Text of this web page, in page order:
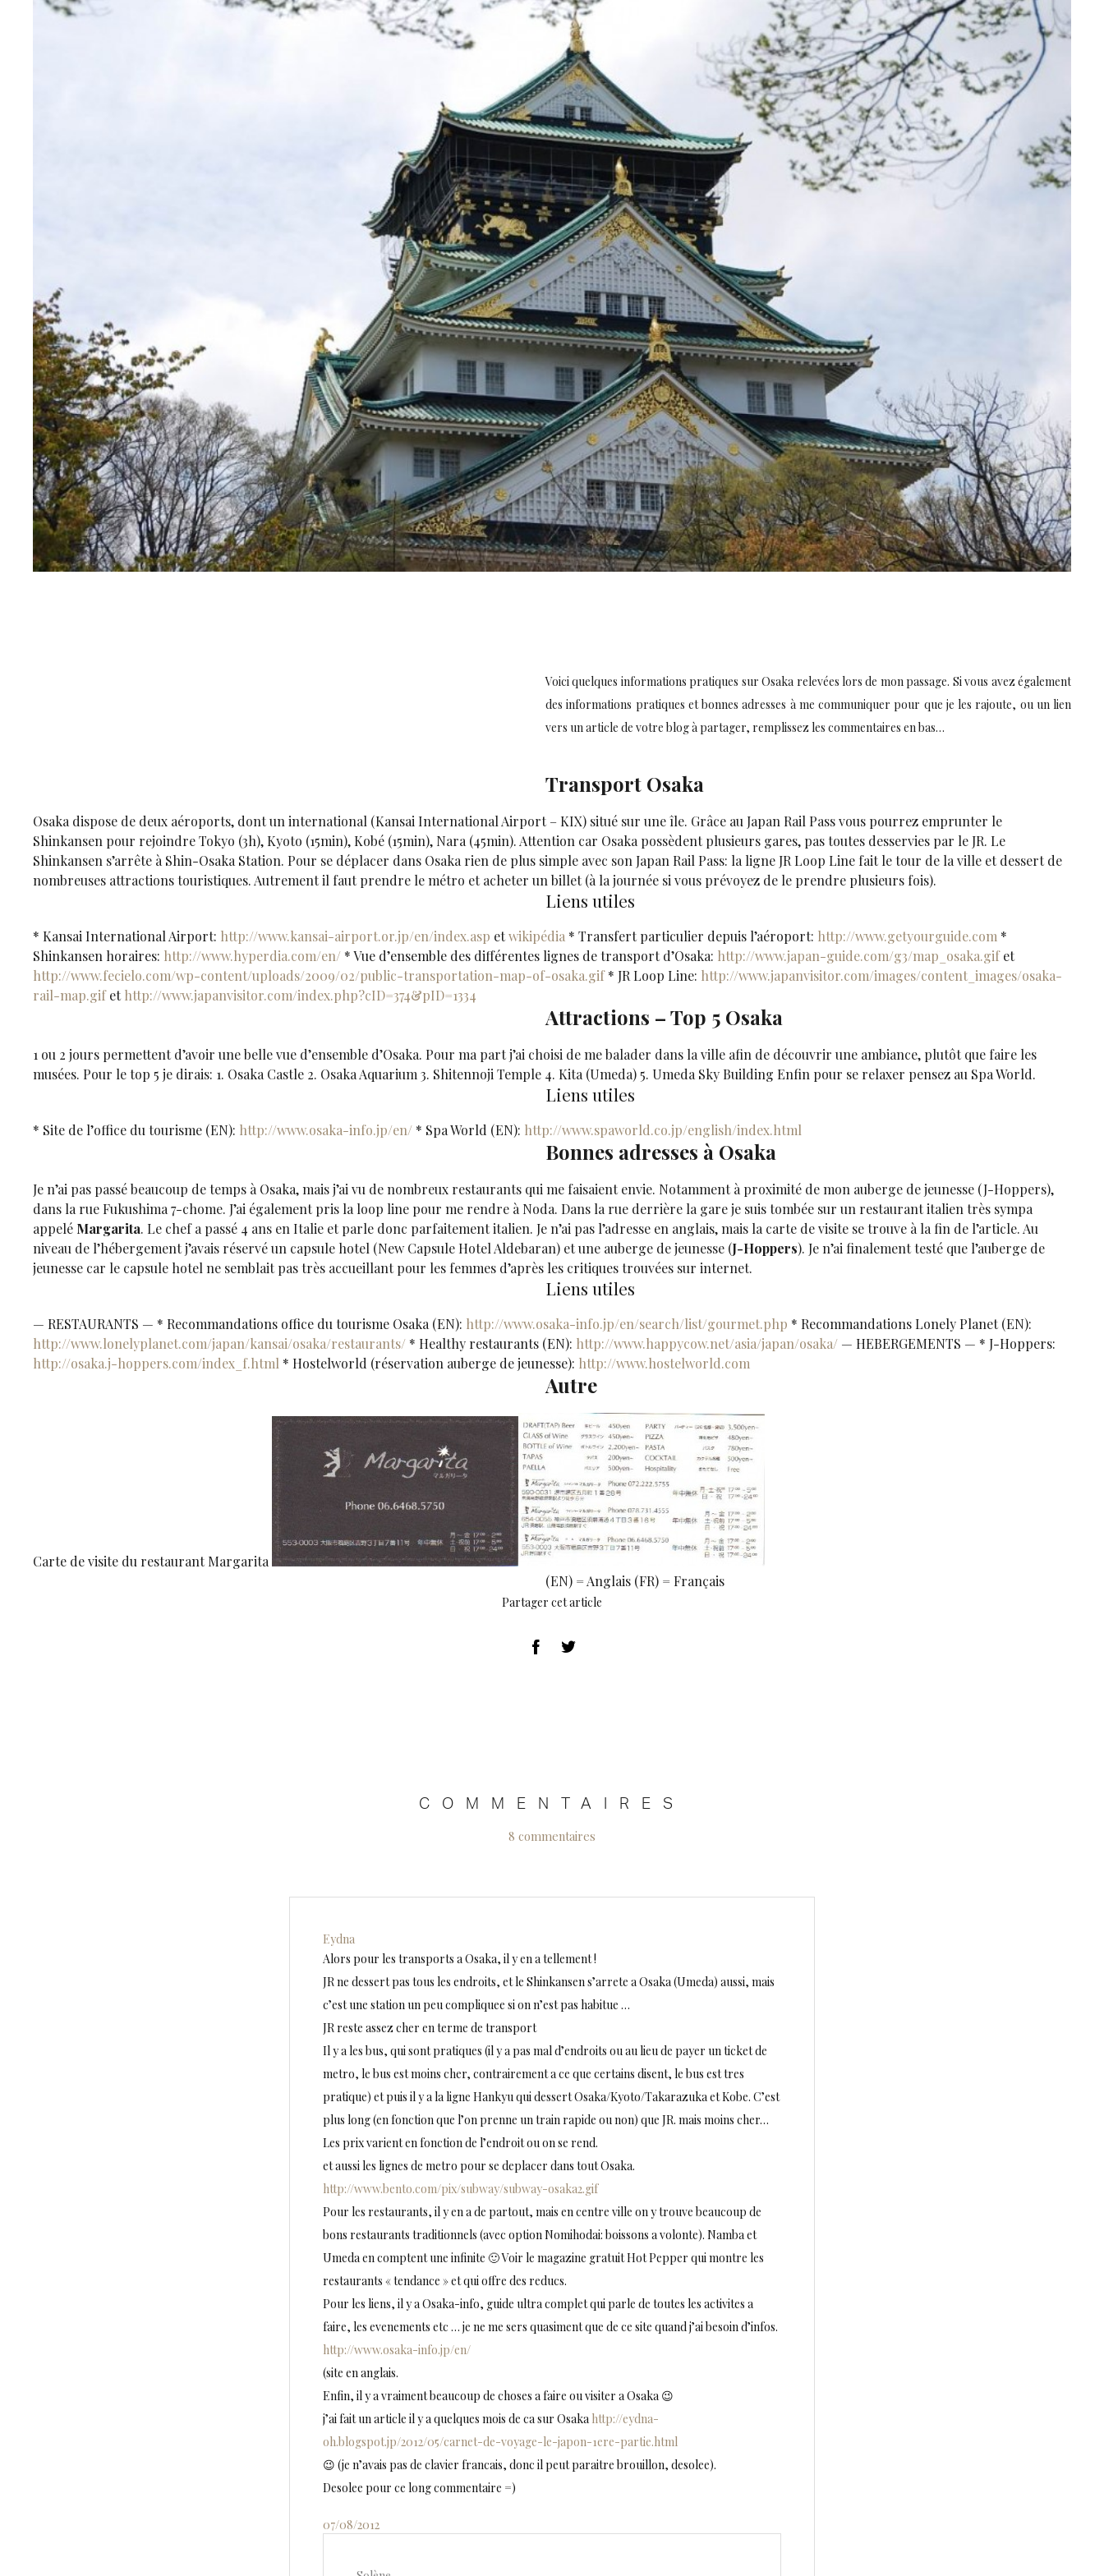
Voici quelques informations pratiques sur Osaka relevées lors de mon passage. Si vous avez également
des informations pratiques et bonnes adresses à me communiquer pour que je les rajoute, ou un lien
vers un article de votre blog à partager, remplissez les commentaires en bas…
Transport Osaka
Osaka dispose de deux aéroports, dont un international (Kansai International Airport – KIX) situé sur une île. Grâce au Japan Rail Pass vous pourrez emprunter le
Shinkansen pour rejoindre Tokyo (3h), Kyoto (15min), Kobé (15min), Nara (45min). Attention car Osaka possèdent plusieurs gares, pas toutes desservies par le JR. Le
Shinkansen s’arrête à Shin-Osaka Station. Pour se déplacer dans Osaka rien de plus simple avec son Japan Rail Pass: la ligne JR Loop Line fait le tour de la ville et dessert de
nombreuses attractions touristiques. Autrement il faut prendre le métro et acheter un billet (à la journée si vous prévoyez de le prendre plusieurs fois).
Liens utiles
* Kansai International Airport: http://www.kansai-airport.or.jp/en/index.asp etwikipédia * Transfert particulier depuis l’aéroport: http://www.getyourguide.com *
Shinkansen horaires: http://www.hyperdia.com/en/ * Vue d’ensemble des différentes lignes de transport d’Osaka: http://www.japan-guide.com/g3/map_osaka.gifet
http://www.fecielo.com/wp-content/uploads/2009/02/public-transportation-map-of-osaka.gif* JR Loop Line: http://www.japanvisitor.com/images/content_images/osaka-
rail-map.gifethttp://www.japanvisitor.com/index.php?cID=374&pID=1334
Attractions – Top 5 Osaka
1 ou 2 jours permettent d’avoir une belle vue d’ensemble d’Osaka. Pour ma part j’ai choisi de me balader dans la ville afin de découvrir une ambiance, plutôt que faire les
musées. Pour le top 5 je dirais: 1. Osaka Castle 2. Osaka Aquarium 3. Shitennoji Temple 4. Kita (Umeda) 5. Umeda Sky Building Enfin pour se relaxer pensez au Spa World.
Liens utiles
* Site de l’office du tourisme (EN): http://www.osaka-info.jp/en/ * Spa World (EN): http://www.spaworld.co.jp/english/index.html
Bonnes adresses à Osaka
Je n’ai pas passé beaucoup de temps à Osaka, mais j’ai vu de nombreux restaurants qui me faisaient envie. Notamment à proximité de mon auberge de jeunesse (J-Hoppers),
dans la rue Fukushima 7-chome. J’ai également pris la loop line pour me rendre à Noda. Dans la rue derrière la gare je suis tombée sur un restaurant italien très sympa
appelé Margarita. Le chef a passé 4 ans en Italie et parle donc parfaitement italien. Je n’ai pas l’adresse en anglais, mais la carte de visite se trouve à la fin de l’article. Au
niveau de l’hébergement j’avais réservé un capsule hotel (New Capsule Hotel Aldebaran) et une auberge de jeunesse (J-Hoppers). Je n’ai finalement testé que l’auberge de
jeunesse car le capsule hotel ne semblait pas très accueillant pour les femmes d’après les critiques trouvées sur internet.
Liens utiles
— RESTAURANTS — * Recommandations office du tourisme Osaka (EN): http://www.osaka-info.jp/en/search/list/gourmet.php * Recommandations Lonely Planet (EN):
http://www.lonelyplanet.com/japan/kansai/osaka/restaurants/ * Healthy restaurants (EN): http://www.happycow.net/asia/japan/osaka/ — HEBERGEMENTS — * J-Hoppers:
http://osaka.j-hoppers.com/index_f.html * Hostelworld (réservation auberge de jeunesse): http://www.hostelworld.com
Autre
Carte de visite du restaurant Margarita
(EN) = Anglais (FR) = Français
Partager cet article
COMMENTAIRES
8 commentaires
Eydna
Alors pour les transports a Osaka, il y en a tellement !
JR ne dessert pas tous les endroits, et le Shinkansen s’arrete a Osaka (Umeda) aussi, mais
c’est une station un peu compliquee si on n’est pas habitue …
JR reste assez cher en terme de transport
Il y a les bus, qui sont pratiques (il y a pas mal d’endroits ou au lieu de payer un ticket de
metro, le bus est moins cher, contrairement a ce que certains disent, le bus est tres
pratique) et puis il y a la ligne Hankyu qui dessert Osaka/Kyoto/Takarazuka et Kobe. C’est
plus long (en fonction que l’on prenne un train rapide ou non) que JR. mais moins cher…
Les prix varient en fonction de l’endroit ou on se rend.
et aussi les lignes de metro pour se deplacer dans tout Osaka.
http://www.bento.com/pix/subway/subway-osaka2.gif
Pour les restaurants, il y en a de partout, mais en centre ville on y trouve beaucoup de
bons restaurants traditionnels (avec option Nomihodai: boissons a volonte). Namba et
Umeda en comptent une infinite 🙂 Voir le magazine gratuit Hot Pepper qui montre les
restaurants « tendance » et qui offre des reducs.
Pour les liens, il y a Osaka-info, guide ultra complet qui parle de toutes les activites a
faire, les evenements etc … je ne me sers quasiment que de ce site quand j’ai besoin d’infos.
http://www.osaka-info.jp/en/
(site en anglais.
Enfin, il y a vraiment beaucoup de choses a faire ou visiter a Osaka 😉
j’ai fait un article il y a quelques mois de ca sur Osaka http://eydna-
oh.blogspot.jp/2012/05/carnet-de-voyage-le-japon-1ere-partie.html
😉 (je n’avais pas de clavier francais, donc il peut paraitre brouillon, desolee).
Desolee pour ce long commentaire =)
07/08/2012